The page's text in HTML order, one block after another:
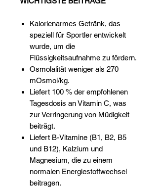
Kalorienarmes Getränk, das
speziell für Sportler entwickelt
wurde, um die
Flüssigkeitsaufnahme zu fördern.
Osmolalität weniger als 270
mOsmol/kg.
Liefert 100 % der empfohlenen
Tagesdosis an Vitamin C, was
zur Verringerung von Müdigkeit
beiträgt.
Liefert B-Vitamine (B1, B2, B5
und B12), Kalzium und
Magnesium, die zu einem
normalen Energiestoffwechsel
beitragen.